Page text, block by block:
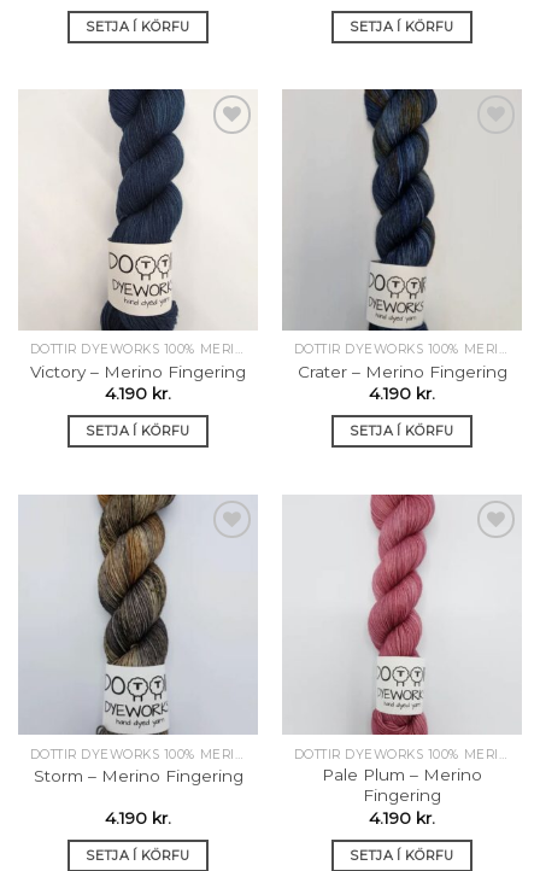
SETJA Í KÖRFU SETJA Í KÖRFU
DOTTIR DYEWORKS 100% MERINO
Victory – Merino Fingering
4.190 kr.
SETJA Í KÖRFU
DOTTIR DYEWORKS 100% MERINO
Crater – Merino Fingering
4.190 kr.
SETJA Í KÖRFU
DOTTIR DYEWORKS 100% MERINO
Storm – Merino Fingering
4.190 kr.
SETJA Í KÖRFU
DOTTIR DYEWORKS 100% MERINO
Pale Plum – Merino
Fingering
4.190 kr.
SETJA Í KÖRFU